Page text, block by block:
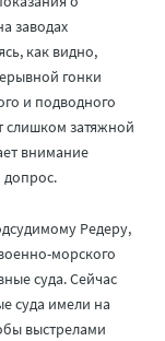
заводах
как видно,
гонки
и подводного
слишком затяжной
внимание
допрос.
Редеру,
морского
суда. Сейчас
суда имели на
выстрелами